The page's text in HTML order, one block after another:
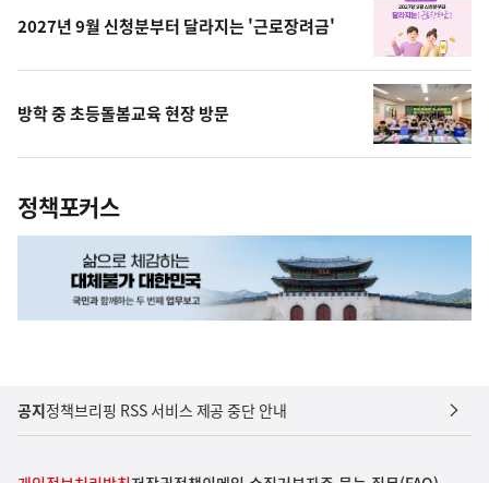
2027년 9월 신청분부터 달라지는 '근로장려금'
방학 중 초등돌봄교육 현장 방문
정책포커스
공지정책브리핑 RSS 서비스 제공 중단 안내